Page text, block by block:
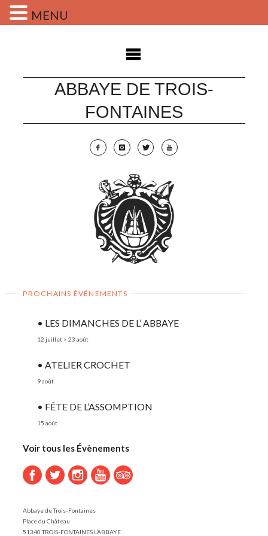
ABBAYE DE TROIS-
FONTAINES
PROCHAINS ÉVÉNEMENTS
• LES DIMANCHES DE L’ ABBAYE
12 juillet >23 août
• ATELIER CROCHET
9 août
• FÊTE DE L’ASSOMPTION
15 août
Voir tous les Évènements
Abbaye de Trois-Fontaines
Place du Château
51340 TROIS-FONTAINES L’ABBAYE
MENU